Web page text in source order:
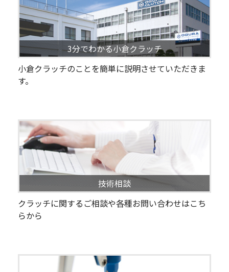
3分でわかる小倉クラッチ
小倉クラッチのことを簡単に説明させていただきま
す。
技術相談
クラッチに関するご相談や各種お問い合わせはこち
らから